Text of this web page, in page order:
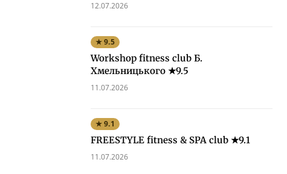
12.07.2026
★ 9.5
Workshop fitness club Б.
Хмельницького ★9.5
11.07.2026
★ 9.1
FREESTYLE fitness & SPA club ★9.1
11.07.2026